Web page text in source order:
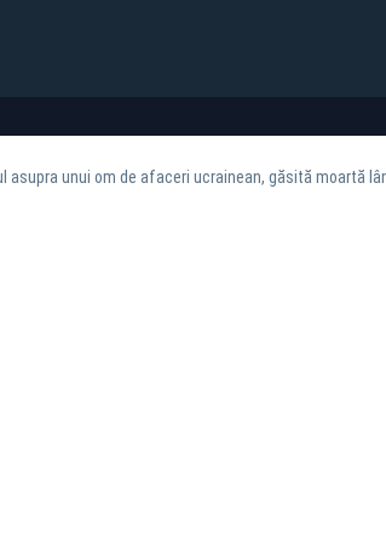
unui om de afaceri ucrainean, găsită moartă